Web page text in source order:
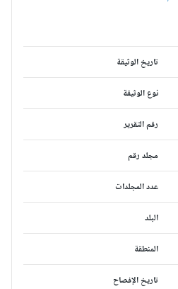
تاريخ الوثيقة
نوع الوثيقة
رقم التقرير
مجلد رقم
عدد المجلدات
البلد
المنطقة
تاريخ الإفصاح